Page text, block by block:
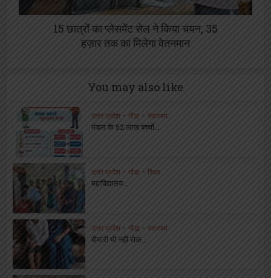
15 छात्रों का प्लेसमेंट सेल ने किया चयन, 35
हज़ार तक का मिलेगा वेतनमान
You may also like
उत्तर प्रदेश • गोंडा • स्वास्थ्य
मंडल के 52 लाख बच्चों...
उत्तर प्रदेश • गोंडा • शिक्षा
महाविद्यालय...
उत्तर प्रदेश • गोंडा • स्वास्थ्य
बीमारी भी नहीं रोक...